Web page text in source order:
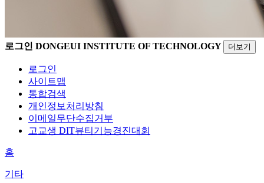
로그인 DONGEUI INSTITUTE OF TECHNOLOGY 더보기
로그인
사이트맵
통합검색
개인정보처리방침
이메일무단수집거부
고교생 DIT뷰티기능경진대회
홈
기타